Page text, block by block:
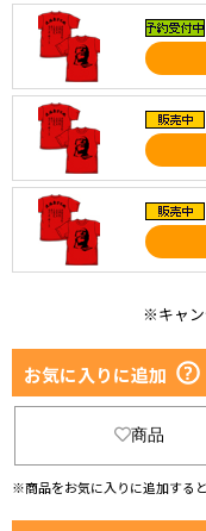
※キャン
お気に入りに追加
商品
※商品をお気に入りに追加する